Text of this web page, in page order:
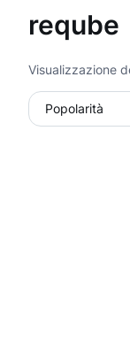
reqube
Visualizzazione